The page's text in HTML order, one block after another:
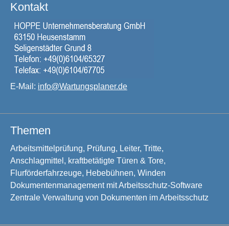
Kontakt
E-Mail: info@Wartungsplaner.de
Themen
Arbeitsmittelprüfung, Prüfung, Leiter, Tritte,
Anschlagmittel, kraftbetätigte Türen & Tore,
Flurförderfahrzeuge, Hebebühnen, Winden
Dokumentenmanagement mit Arbeitsschutz-Software
Zentrale Verwaltung von Dokumenten im Arbeitsschutz